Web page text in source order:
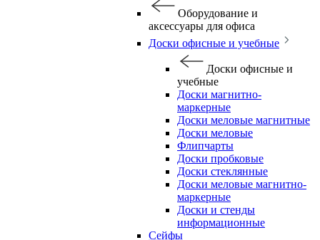
Оборудование и
аксессуары для офиса
Доски офисные и учебные
Доски офисные и
учебные
Доски магнитно-
маркерные
Доски меловые магнитные
Доски меловые
Флипчарты
Доски пробковые
Доски стеклянные
Доски меловые магнитно-
маркерные
Доски и стенды
информационные
Сейфы